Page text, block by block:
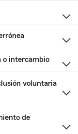
o intercambio
voluntaria
de